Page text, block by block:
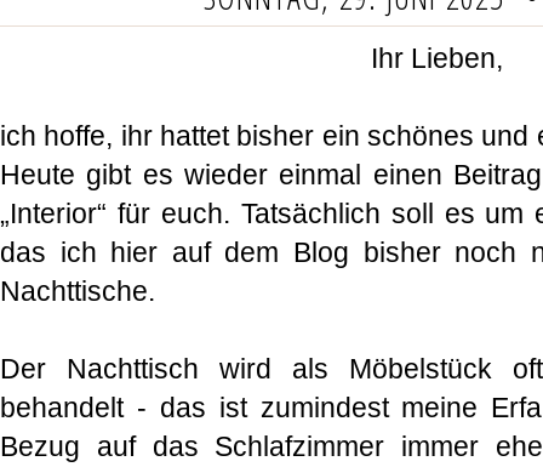
Ihr Lieben,
ich hoffe, ihr hattet bisher ein schönes
Heute gibt es wieder einmal einen
„Interior“ für euch. Tatsächlich soll es
das ich hier auf dem Blog bisher noch
Nachttische.
Der Nachttisch wird als Möbelstück
behandelt - das ist zumindest meine
Bezug auf das Schlafzimmer immer